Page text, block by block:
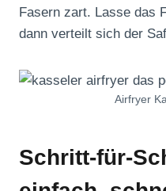
Fasern zart. Lasse das
dann verteilt sich der
Airfryer
Schritt-für-